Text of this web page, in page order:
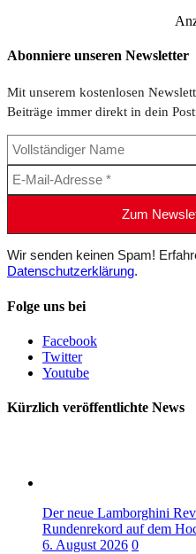
Abonniere unseren Newsletter
Mit unserem kostenlosen
Beiträge immer direkt in dein
Wir senden keinen Spam!
Datenschutzerklärung.
Folge uns bei
Facebook
Twitter
Youtube
Kürzlich veröffentlichte News
Der neue Lamborghini
Rundenrekord auf dem
6. August 2026 0